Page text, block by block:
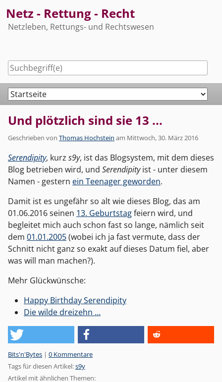
to
content
Netz - Rettung - Recht
Netzleben, Rettungs- und Rechtswesen
Navigation
Und plötzlich sind sie 13 ...
Geschrieben von Thomas Hochstein am Mittwoch, 30. März 2016
Serendipity, kurz s9y, ist das Blogsystem, mit dem dieses
Blog betrieben wird, und Serendipityist - unter diesem
Namen - gestern ein Teenager geworden.
Damit ist es ungefähr so alt wie dieses Blog, das am
01.06.2016 seinen 13. Geburtstagfeiern wird, und
begleitet mich auch schon fast so lange, nämlich seit
dem 01.01.2005(wobei ich ja fast vermute, dass der
Schnitt nicht ganz so exakt auf dieses Datum fiel, aber
was will man machen?).
Mehr Glückwünsche:
Happy Birthday Serendipity
Die wilde dreizehn …
Kategorien:
Bits'n'Bytes | 0 Kommentare
Tags für diesen Artikel:s9y
Artikel mit ähnlichen Themen: